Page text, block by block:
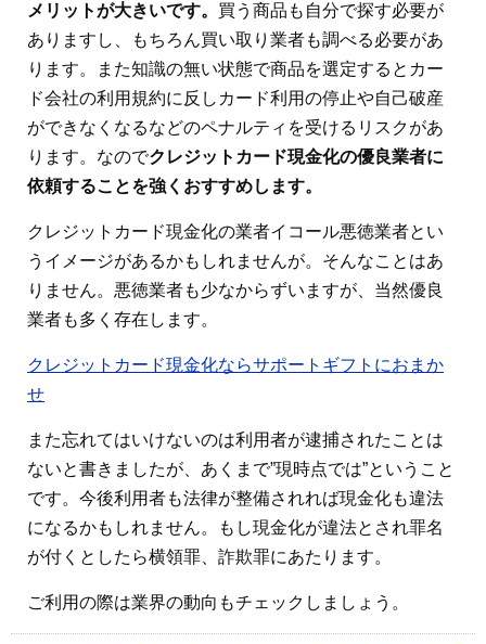
メリットが大きいです。 買う商品も自分で探す必要が
ありますし、もちろん買い取り業者も調べる必要があ
ります。また知識の無い状態で商品を選定するとカー
ド会社の利用規約に反しカード利用の停止や自己破産
ができなくなるなどのペナルティを受けるリスクがあ
ります。なのでクレジットカード現金化の優良業者に
依頼することを強くおすすめします。
クレジットカード現金化の業者イコール悪徳業者とい
うイメージがあるかもしれませんが。そんなことはあ
りません。悪徳業者も少なからずいますが、当然優良
業者も多く存在します。
クレジットカード現金化ならサポートギフトにおまか
せ
また忘れてはいけないのは利用者が逮捕されたことは
ないと書きましたが、あくまで”現時点では”ということ
です。今後利用者も法律が整備されれば現金化も違法
になるかもしれません。もし現金化が違法とされ罪名
が付くとしたら横領罪、詐欺罪にあたります。
ご利用の際は業界の動向もチェックしましょう。